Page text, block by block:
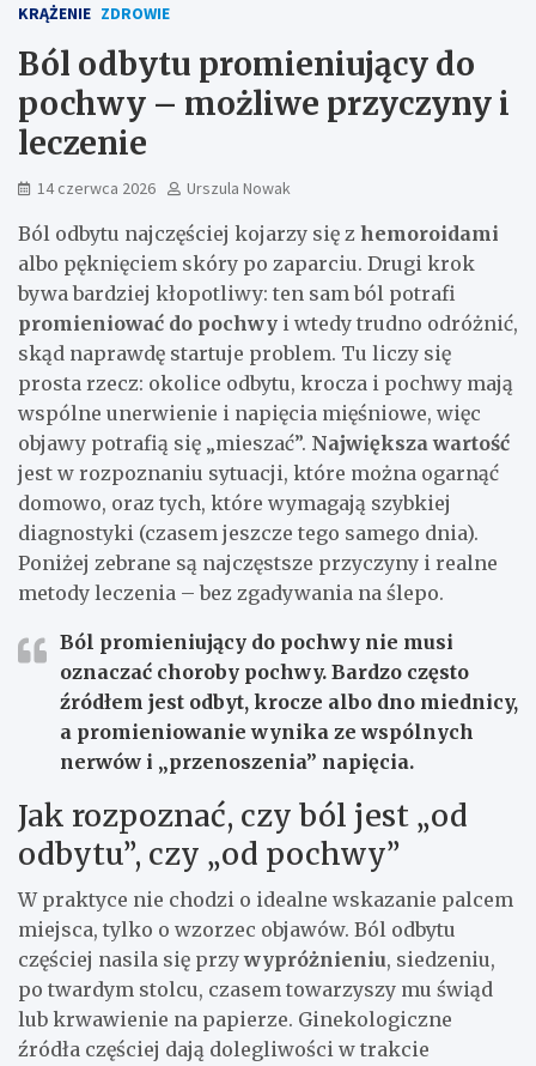
KRĄŻENIE ZDROWIE
Ból odbytu promieniujący do
pochwy – możliwe przyczyny i
leczenie
14 czerwca 2026 Urszula Nowak
Ból odbytu najczęściej kojarzy się z hemoroidami
albo pęknięciem skóry po zaparciu. Drugi krok
bywa bardziej kłopotliwy: ten sam ból potrafi
promieniować do pochwy i wtedy trudno odróżnić,
skąd naprawdę startuje problem. Tu liczy się
prosta rzecz: okolice odbytu, krocza i pochwy mają
wspólne unerwienie i napięcia mięśniowe, więc
objawy potrafią się „mieszać”. Największa wartość
jest w rozpoznaniu sytuacji, które można ogarnąć
domowo, oraz tych, które wymagają szybkiej
diagnostyki (czasem jeszcze tego samego dnia).
Poniżej zebrane są najczęstsze przyczyny i realne
metody leczenia – bez zgadywania na ślepo.
Ból promieniujący do pochwy nie musi
oznaczać choroby pochwy. Bardzo często
źródłem jest odbyt, krocze albo dno miednicy,
a promieniowanie wynika ze wspólnych
nerwów i „przenoszenia” napięcia.
Jak rozpoznać, czy ból jest „od
odbytu”, czy „od pochwy”
W praktyce nie chodzi o idealne wskazanie palcem
miejsca, tylko o wzorzec objawów. Ból odbytu
częściej nasila się przywypróżnieniu, siedzeniu,
po twardym stolcu, czasem towarzyszy mu świąd
lub krwawienie na papierze. Ginekologiczne
źródła częściej dają dolegliwości w trakcie